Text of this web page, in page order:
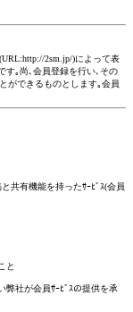
2sm.jp/)によって表
す｡尚､会員登録を行い､その
ができるものとします｡会員
共有機能を持ったｻｰﾋﾞｽ(会員
と
弊社が会員ｻｰﾋﾞｽの提供を承